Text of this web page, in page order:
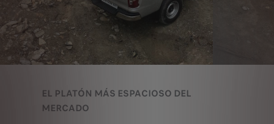
EL PLATÓN MÁS ESPACIOSO DEL
MERCADO